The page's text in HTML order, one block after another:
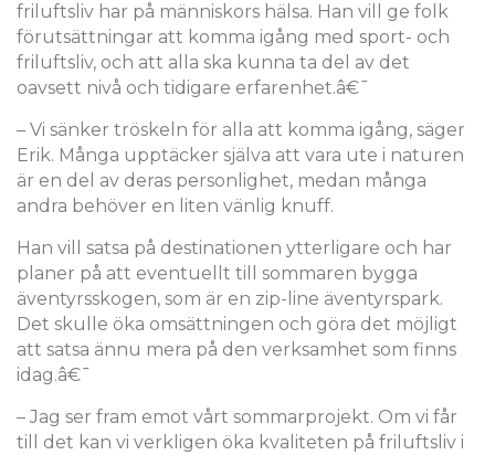
friluftsliv har på människors hälsa. Han vill ge folk
förutsättningar att komma igång med sport- och
friluftsliv, och att alla ska kunna ta del av det
oavsett nivå och tidigare erfarenhet.â€¯
– Vi sänker tröskeln för alla att komma igång, säger
Erik. Många upptäcker själva att vara ute i naturen
är en del av deras personlighet, medan många
andra behöver en liten vänlig knuff.
Han vill satsa på destinationen ytterligare och har
planer på att eventuellt till sommaren bygga
äventyrsskogen, som är en zip-line äventyrspark.
Det skulle öka omsättningen och göra det möjligt
att satsa ännu mera på den verksamhet som finns
idag.â€¯
– Jag ser fram emot vårt sommarprojekt. Om vi får
till det kan vi verkligen öka kvaliteten på friluftsliv i